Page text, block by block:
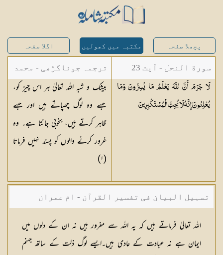
پچھلا صفحہ مکتبہ میں کھولیں اگلا صفحہ
سورة النحل - آیت 23
لَا جَرَمَ أَنَّ اللَّهَ يَعْلَمُ مَا يُسِرُّونَ وَمَا
يُعْلِنُونَ ۚ إِنَّهُ لَا يُحِبُّالْمُسْتَكْبِرِينَ
ترجمہ جوناگڑھی - محمد
جونا گڑھی
بیشک و شبہ اللہ تعالیٰ ہر اس چیز کو،
جسے وہ لوگ چھپاتے ہیں اور جسے
ظاہر کرتے ہیں، بخوبی جانتا ہے۔ وہ
غرور کرنے والوں کو پسند نہیں فرماتا
(١)
تسہیل البیان فی تفسیر القرآن - ام عمران
شکیلہ بنت میاں فضل حسین
اللہ تعالیٰ فرماتے ہیں کہ یہ اللہ سے مغرور ہیں نہ ان کے دلوں میں
ایمان ہے نہ عبادت کے عادی ہیں۔ایسے لوگ ذلت کے ساتھ جہنم